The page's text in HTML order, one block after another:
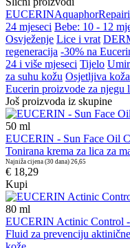
EUCERINAquaphor
24 mjeseci Bebe: 10 - 12
Osvježenje Lice i vrat
regeneracija -30% na
24 i više mjeseci Tijelo
za suhu kožu Osjetljiva koža
Eucerin proizvode za njegu
Još proizvoda iz skupine
50 ml
EUCERIN - Sun Face Oil
Tonirana krema za lica za
Najniža cijena (30 dana) 26,65
€ 18,29
Kupi
80 ml
EUCERIN Actinic Control
Fluid za prevenciju